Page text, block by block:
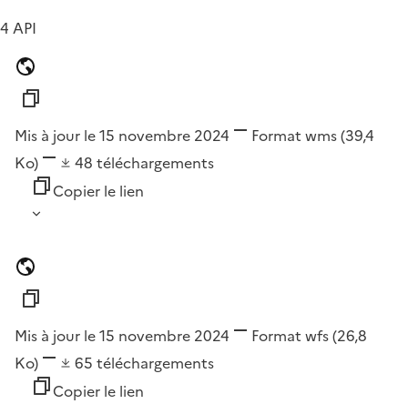
4 API
Mis à jour le 15 novembre 2024 Format wms(39,4
Ko)
48 téléchargements
Copier le lien
Mis à jour le 15 novembre 2024 Format wfs(26,8
Ko)
65 téléchargements
Copier le lien